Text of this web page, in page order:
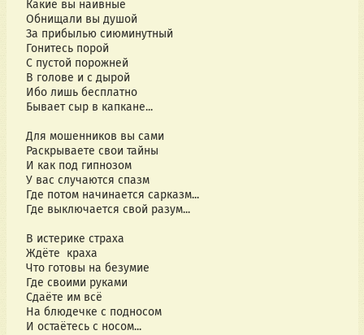
Какие вы наивные
Обнищали вы душой
За прибылью сиюминутный
Гонитесь порой
С пустой порожней
В голове и с дырой
Ибо лишь бесплатно
Бывает сыр в капкане...
Для мошенников вы сами
Раскрываете свои тайны
И как под гипнозом
У вас случаются спазм
Где потом начинается сарказм...
Где выключается свой разум...
В истерике страха
Ждёте  краха
Что готовы на безумие
Где своими руками
Сдаёте им всё
На блюдечке с подносом
И остаётесь с носом...